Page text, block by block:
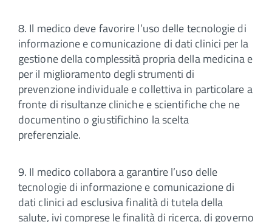
8. Il medico deve favorire l’uso delle tecnologie di
informazione e comunicazione di dati clinici per la
gestione della complessità propria della medicina e
per il miglioramento degli strumenti di
prevenzione individuale e collettiva in particolare a
fronte di risultanze cliniche e scientifiche che ne
documentino o giustifichino la scelta
preferenziale.
9. Il medico collabora a garantire l’uso delle
tecnologie di informazione e comunicazione di
dati clinici ad esclusiva finalità di tutela della
salute, ivi comprese le finalità di ricerca, di governo